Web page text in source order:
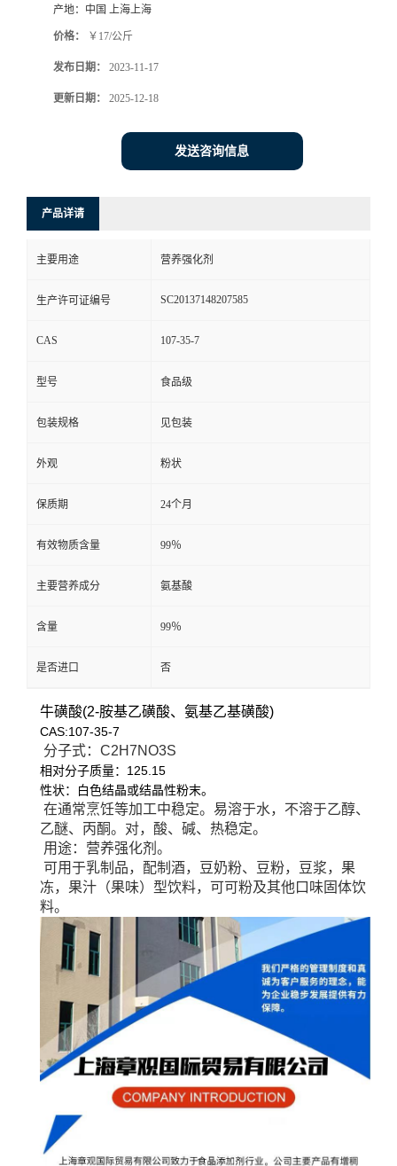
产地： 中国 上海上海
价格： ￥17/公斤
发布日期： 2023-11-17
更新日期： 2025-12-18
发送咨询信息
产品详请
主要用途 营养强化剂
生产许可证编号 SC20137148207585
CAS 107-35-7
型号 食品级
包装规格 见包装
外观 粉状
保质期 24个月
有效物质含量 99％
主要营养成分 氨基酸
含量 99％
是否进口 否
牛磺酸(2-胺基乙磺酸、氨基乙基磺酸)
CAS:107-35-7
分子式：C2H7NO3S
相对分子质量：125.15
性状：白色结晶或结晶性粉末。
在通常烹饪等加工中稳定。易溶于水，不溶于乙醇、
乙醚、丙酮。对，酸、碱、热稳定。
用途：营养强化剂。
可用于乳制品，配制酒，豆奶粉、豆粉，豆浆，果
冻，果汁（果味）型饮料，可可粉及其他口味固体饮
料。